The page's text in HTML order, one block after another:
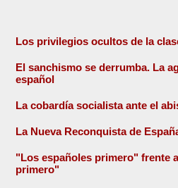
Los privilegios ocultos de la
El sanchismo se derrumba. La
español
La cobardía socialista ante el
La Nueva Reconquista de
"Los españoles primero" frente
primero"